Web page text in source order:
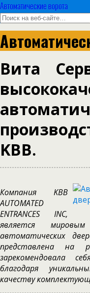
Автоматические ворота
Вита
KBB.
Компания KBB
AUTOMATED
ENTRANCES INC,
является
автоматических
представлена на
зарекомендовала
благодаря
качеству